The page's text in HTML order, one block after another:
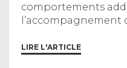
comportements
l’accompagnement
LIRE L'ARTICLE